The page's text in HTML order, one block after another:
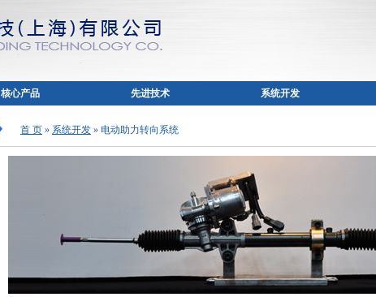
核心产品 先进技术 系统开发
首 页 » 系统开发 » 电动助力转向系统